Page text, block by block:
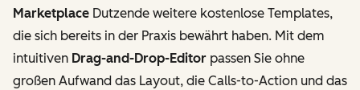
Marketplace Dutzende weitere kostenlose Templates,
die sich bereits in der Praxis bewährt haben. Mit dem
intuitiven Drag-and-Drop-Editor passen Sie ohne
großen Aufwand das Layout, die Calls-to-Action und das